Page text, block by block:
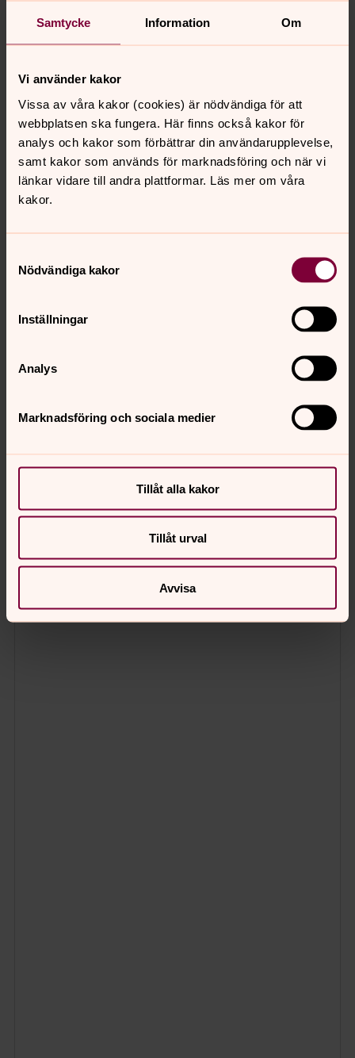
Samtycke Information Om
Vi använder kakor
Vissa av våra kakor (cookies) är nödvändiga för att
webbplatsen ska fungera. Här finns också kakor för
analys och kakor som förbättrar din användarupplevelse,
samt kakor som används för marknadsföring och när vi
länkar vidare till andra plattformar. Läs mer om våra
kakor.
Nödvändiga kakor
Inställningar
Analys
Marknadsföring och sociala medier
Tillåt alla kakor
Tillåt urval
Avvisa